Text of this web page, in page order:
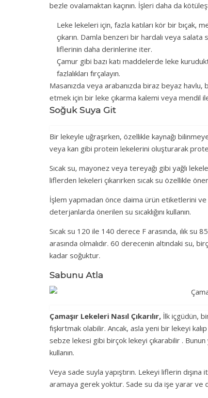
bezle ovalamaktan kaçının. İşleri daha da
Leke lekeleri için, fazla katıları kör bir bıçak,
çıkarın. Damla benzeri bir hardalı veya
liflerinin daha derinlerine iter.
Çamur gibi bazı katı maddelerde leke
fazlalıkları fırçalayın.
Masanızda veya arabanızda biraz beyaz
etmek için bir leke çıkarma kalemi veya mendil
Soğuk Suya Git
Bir lekeyle uğraşırken, özellikle kaynağı
veya kan gibi protein lekelerini oluşturarak
Sıcak su, mayonez veya tereyağı gibi yağlı
liflerden lekeleri çıkarırken sıcak su özellikle
İşlem yapmadan önce daima ürün etiketlerini ve
deterjanlarda önerilen su sıcaklığını kullanın.
Sıcak su 120 ile 140 derece F arasında, ılık
arasında olmalıdır. 60 derecenin altındaki su,
kadar soğuktur.
Sabunu Atla
Çamaşır Lekeleri Nasıl Çıkarılır, İlk içgüdün,
fışkırtmak olabilir. Ancak, asla yeni bir lekeyi
sebze lekesi gibi birçok lekeyi çıkarabilir . Bunun
kullanın.
Veya sade suyla yapıştırın. Lekeyi liflerin
aramaya gerek yoktur. Sade su da işe yarar ve